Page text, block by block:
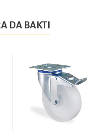
DA BAKTI